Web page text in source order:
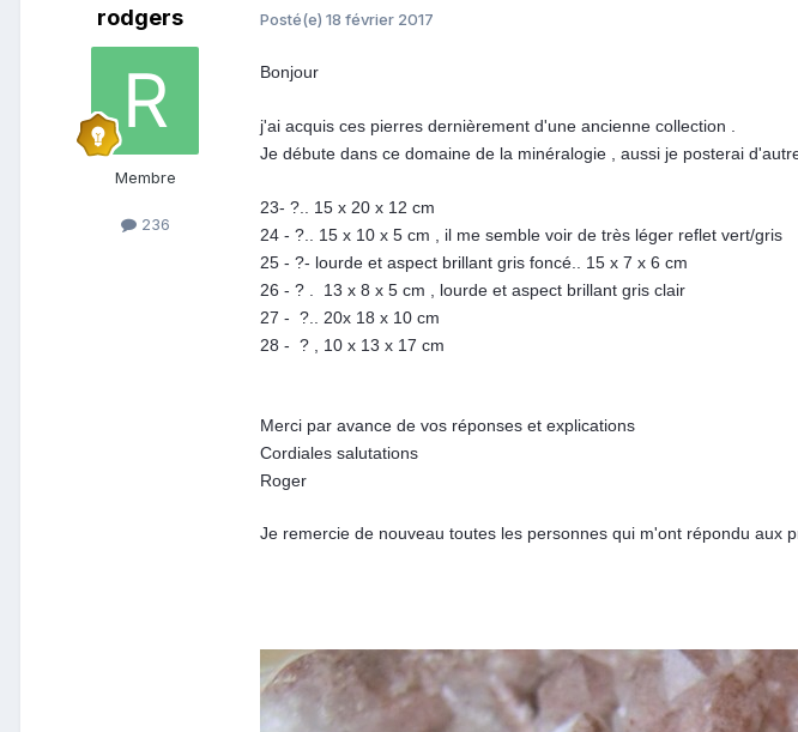
rodgers
Membre
236
Posté(e) 18 février 2017
Bonjour
j'ai acquis ces pierres dernièrement d'une ancienne collection .
Je débute dans ce domaine de la minéralogie , aussi je posterai
23- ?.. 15 x 20 x 12 cm
24 - ?.. 15 x 10 x 5 cm , il me semble voir de très léger reflet vert/gris
25 - ?- lourde et aspect brillant gris foncé.. 15 x 7 x 6 cm
26 - ? . 13 x 8 x 5 cm , lourde et aspect brillant gris clair
27 - ?.. 20x 18 x 10 cm
28 - ? , 10 x 13 x 17 cm
Merci par avance de vos réponses et explications
Cordiales salutations
Roger
Je remercie de nouveau toutes les personnes qui m'ont répondu aux